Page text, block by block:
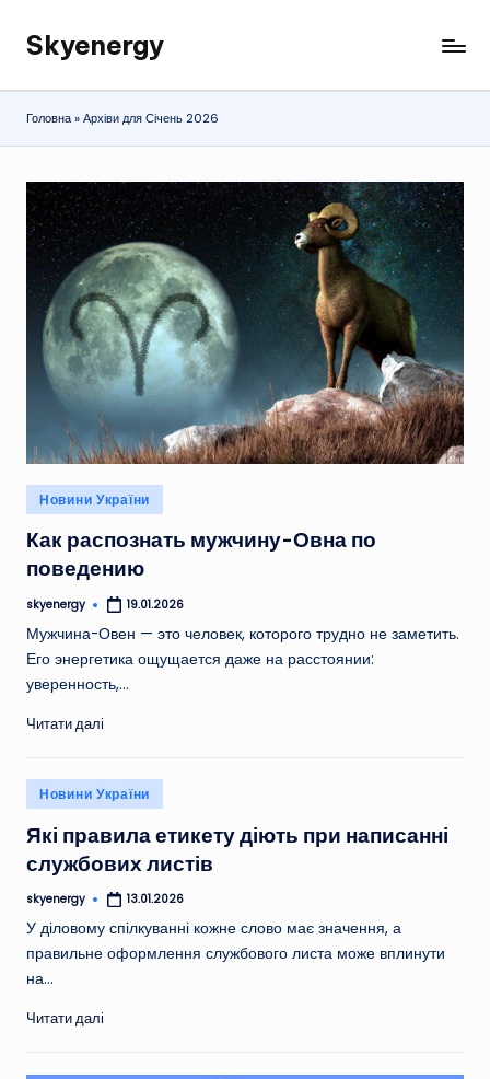
Перейти
вмісту
Skyenergy
Головна»Архіви для Січень 2026
Опубліковано
у
Новини України
Как распознать мужчину-Овна по
поведению
Опубліковано
skyenergy 19.01.2026
Мужчина-Овен — это человек, которого трудно не заметить.
Его энергетика ощущается даже на расстоянии:
уверенность,…
Читати далі
Опубліковано
у
Новини України
Які правила етикету діють при написанні
службових листів
Опубліковано
skyenergy 13.01.2026
У діловому спілкуванні кожне слово має значення, а
правильне оформлення службового листа може вплинути
на…
Читати далі